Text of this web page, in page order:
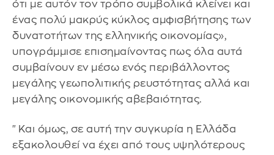
ότι με αυτόν τον τρόπο συμβολικά κλείνει και
ένας πολύ μακρύς κύκλος αμφισβήτησης των
δυνατοτήτων της ελληνικής οικονομίας»,
υπογράμμισε επισημαίνοντας πως όλα αυτά
συμβαίνουν εν μέσω ενός περιβάλλοντος
μεγάλης γεωπολιτικής ρευστότητας αλλά και
μεγάλης οικονομικής αβεβαιότητας.
"Και όμως, σε αυτή την συγκυρία η Ελλάδα
εξακολουθεί να έχει από τους υψηλότερους